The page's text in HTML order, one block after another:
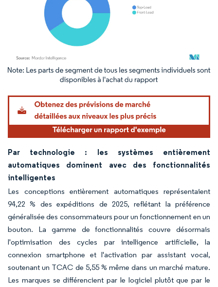
Image © Mordor Intelligence. La réutilisation nécessite une attribution sous CC BY
Par technologie : les systèmes entièrement
automatiques dominent avec des fonctionnalités
intelligentes
Les conceptions entièrement automatiques représentaient
94,22 % des expéditions de 2025, reflétant la préférence
généralisée des consommateurs pour un fonctionnement en un
bouton. La gamme de fonctionnalités couvre désormais
l'optimisation des cycles par intelligence artificielle, la
connexion smartphone et l'activation par assistant vocal,
soutenant un TCAC de 5,55 % même dans un marché mature.
Les marques se différencient par le logiciel plutôt que par le